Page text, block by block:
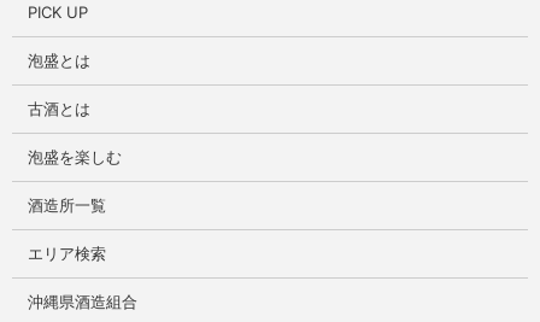
PICK UP
泡盛とは
古酒とは
泡盛を楽しむ
酒造所一覧
エリア検索
沖縄県酒造組合